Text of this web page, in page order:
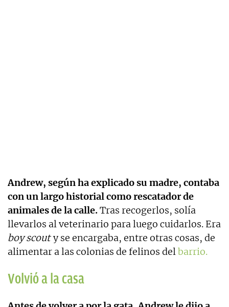
Andrew, según ha explicado su madre, contaba
con un largo historial como rescatador de
animales de la calle.Tras recogerlos, solía
llevarlos al veterinario para luego cuidarlos. Era
boy scouty se encargaba, entre otras cosas, de
alimentar a las colonias de felinos delbarrio.
Volvió a la casa